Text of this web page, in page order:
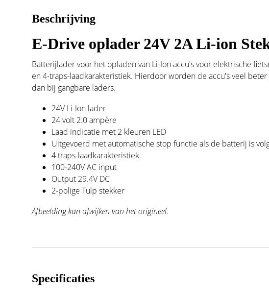
Beschrijving
E-Drive oplader 24V 2A Li-ion
Batterijlader voor het opladen van Li-Ion accu's voor elektrische
en 4-traps-laadkarakteristiek. Hierdoor worden de accu's veel
dan bij gangbare laders.
24V Li-Ion lader
24 volt 2.0 ampère
Laad indicatie met 2 kleuren LED
Uitgevoerd met automatische stop functie als de batterij is
4 traps-laadkarakteristiek
100-240V AC input
Output 29.4V DC
2-polige Tulp stekker
Afbeelding kan afwijken van het origineel.
Specificaties